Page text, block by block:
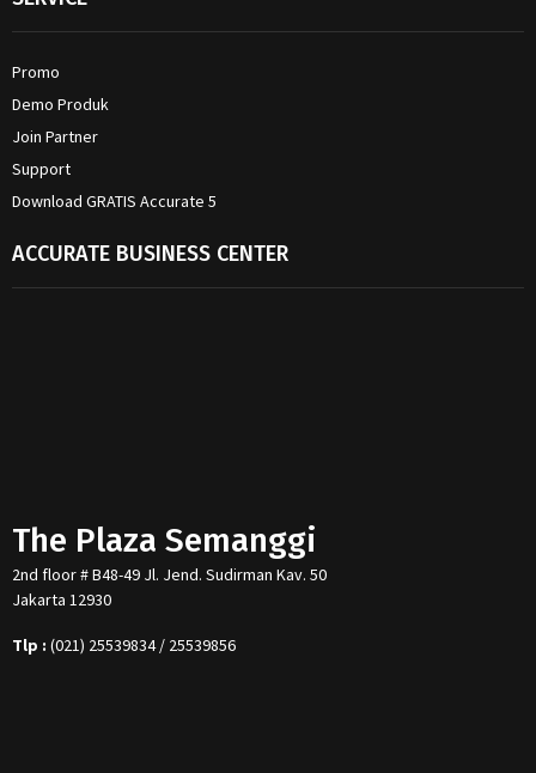
Promo
Demo Produk
Join Partner
Support
Download GRATIS Accurate 5
ACCURATE BUSINESS CENTER
The Plaza Semanggi
2nd floor # B48-49 Jl. Jend. Sudirman Kav. 50
Jakarta 12930
Tlp : (021) 25539834 / 25539856